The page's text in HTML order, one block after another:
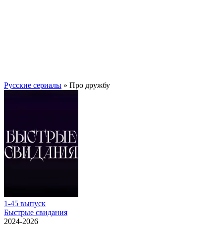
Русские сериалы » Про дружбу
1-45 выпуск
Быстрые свидания
2024-2026